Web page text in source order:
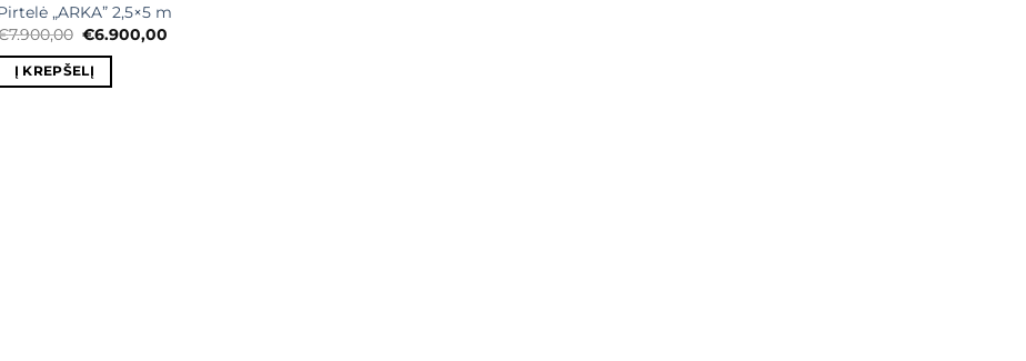
„ARKA” 2,5×5 m
7.900,00 Original
was:
€7.900,00.
€6.900,00
Į KREPŠELĮ